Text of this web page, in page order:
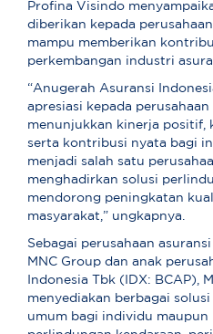
Profina Visindo
diberikan kepada
mampu memberikan
perkembangan industri
“Anugerah Asuransi
apresiasi kepada
menunjukkan kinerja positif,
serta kontribusi nyata bagi
menjadi salah satu
menghadirkan solusi
mendorong peningkatan
masyarakat,” ungkapnya.
Sebagai perusahaan
MNC Group dan anak
Indonesia Tbk (IDX: BCAP),
menyediakan berbagai
umum bagi individu maupun